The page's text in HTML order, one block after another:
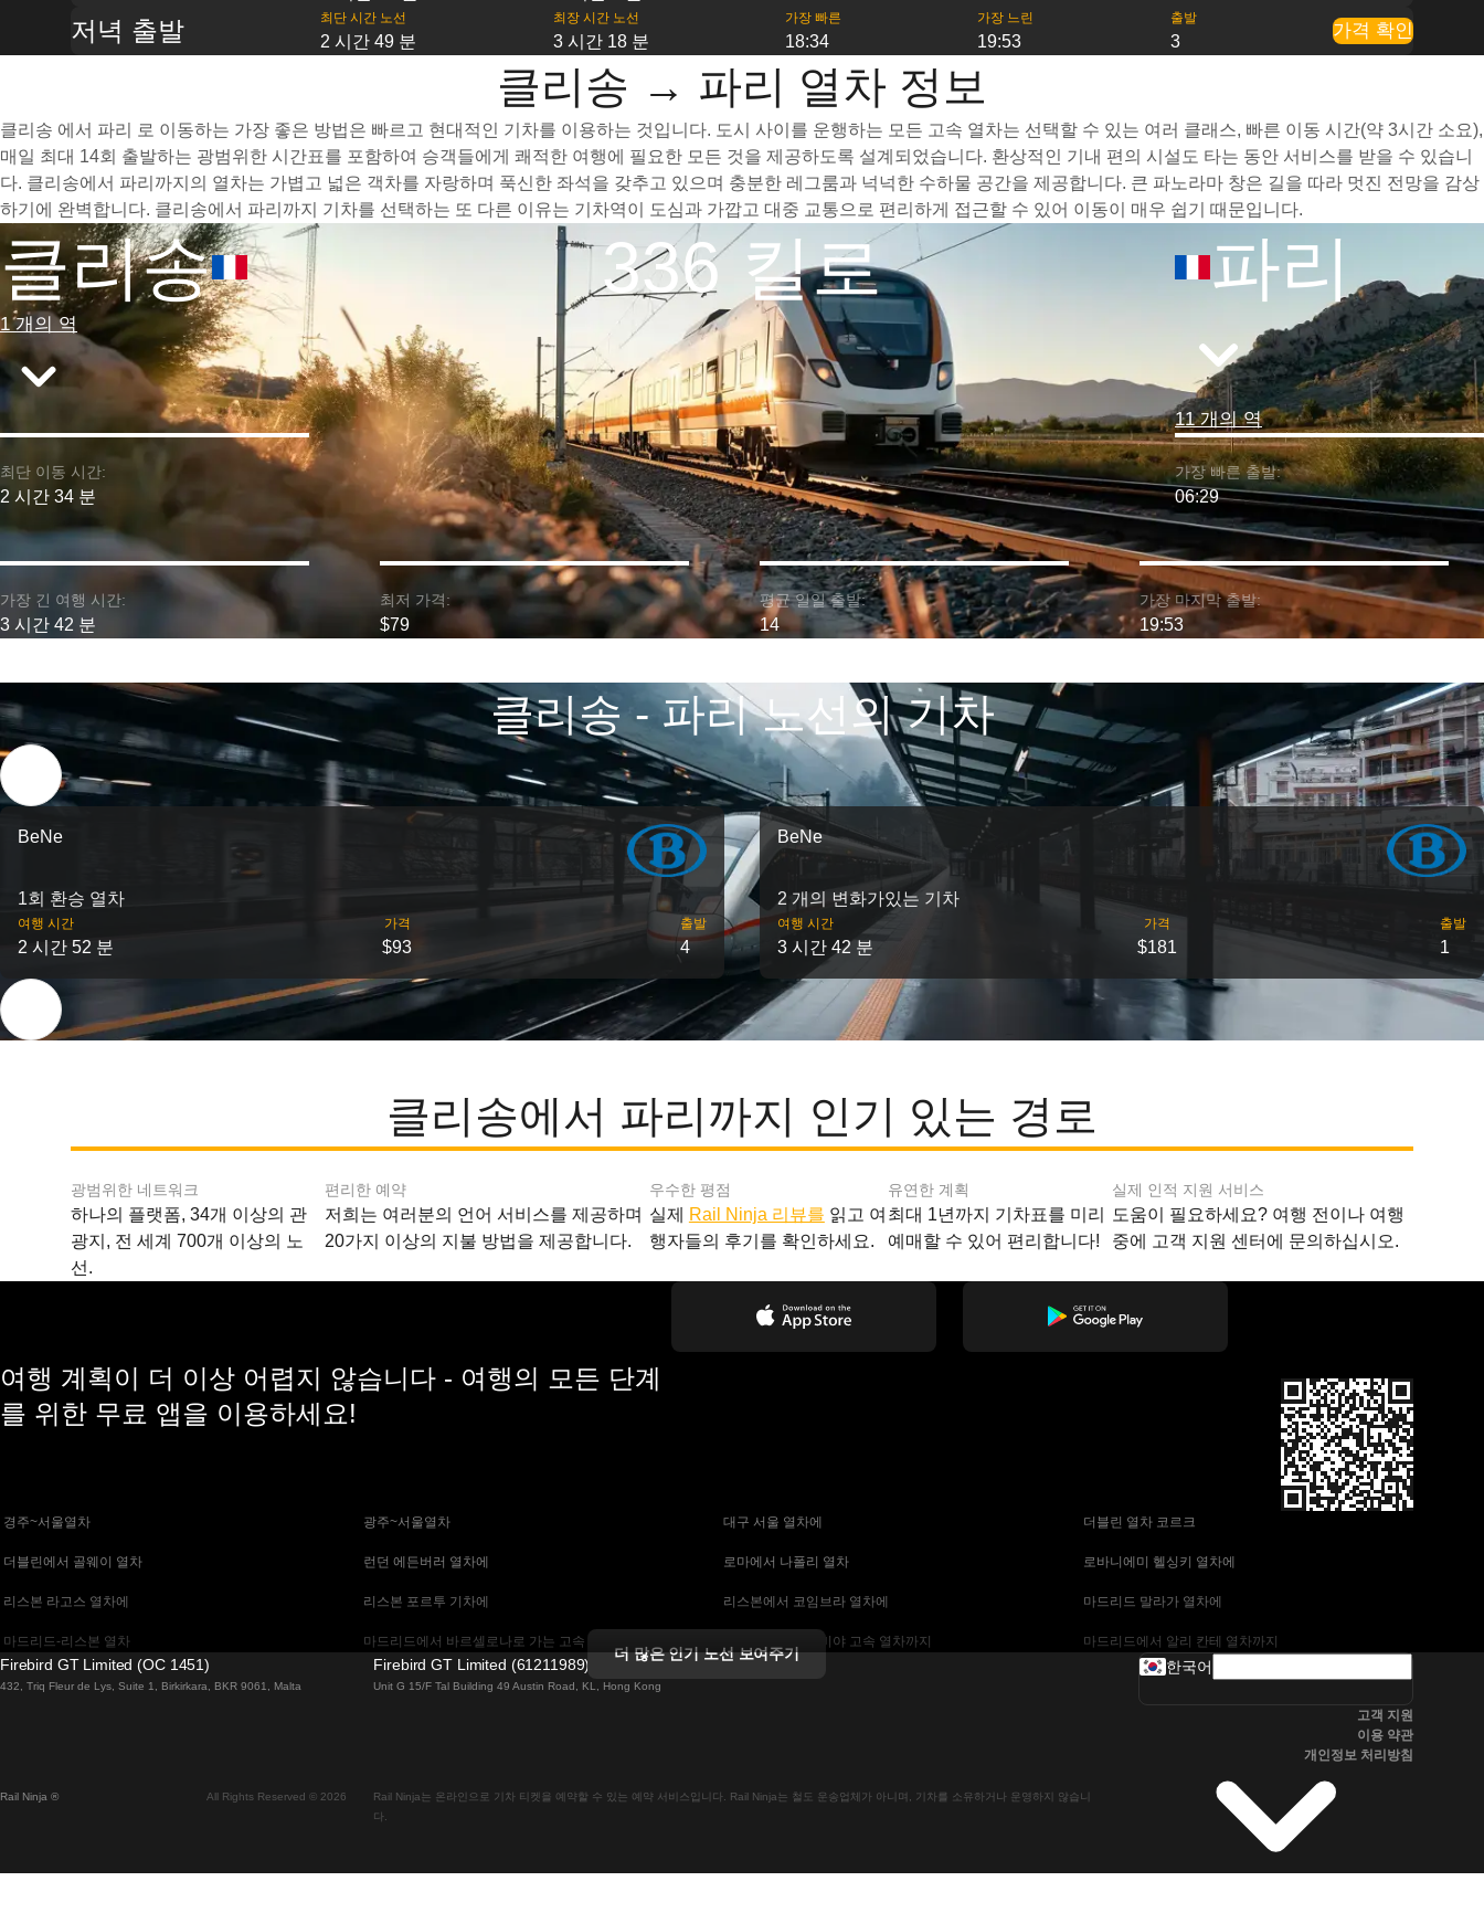
저녁 출발 최단 시간 노선
2 시간 49 분
최장 시간 노선
3 시간 18 분
가장 빠른
18:34
가장 느린
19:53
출발
3
가격 확인
클리송 → 파리 열차 정보
클리송 에서 파리 로 이동하는 가장 좋은 방법은 빠르고 현대적인 기차를 이용하는 것입니다. 도시 사이를 운행하는 모든 고속 열차는 선택할 수 있는 여러 클래스, 빠른 이동 시간(약 3시간 소요),
매일 최대 14회 출발하는 광범위한 시간표를 포함하여 승객들에게 쾌적한 여행에 필요한 모든 것을 제공하도록 설계되었습니다. 환상적인 기내 편의 시설도 타는 동안 서비스를 받을 수 있습니
다. 클리송에서 파리까지의 열차는 가볍고 넓은 객차를 자랑하며 푹신한 좌석을 갖추고 있으며 충분한 레그룸과 넉넉한 수하물 공간을 제공합니다. 큰 파노라마 창은 길을 따라 멋진 전망을 감상
하기에 완벽합니다. 클리송에서 파리까지 기차를 선택하는 또 다른 이유는 기차역이 도심과 가깝고 대중 교통으로 편리하게 접근할 수 있어 이동이 매우 쉽기 때문입니다.
클리송
1 개의 역
336 킬로 파리
11 개의 역
최단 이동 시간:
2 시간 34 분
가장 빠른 출발:
06:29
가장 긴 여행 시간:
3 시간 42 분
최저 가격:
$79
평균 일일 출발:
14
가장 마지막 출발:
19:53
클리송 - 파리 노선의 기차
BeNe
1회 환승 열차
여행 시간
2 시간 52 분
가격
$93
출발
4
BeNe
2 개의 변화가있는 기차
여행 시간
3 시간 42 분
가격
$181
출발
1
클리송에서 파리까지 인기 있는 경로
광범위한 네트워크
하나의 플랫폼, 34개 이상의 관
광지, 전 세계 700개 이상의 노
선.
편리한 예약
저희는 여러분의 언어 서비스를 제공하며
20가지 이상의 지불 방법을 제공합니다.
우수한 평점
실제 Rail Ninja 리뷰를 읽고 여
행자들의 후기를 확인하세요.
유연한 계획
최대 1년까지 기차표를 미리
예매할 수 있어 편리합니다!
실제 인적 지원 서비스
도움이 필요하세요? 여행 전이나 여행
중에 고객 지원 센터에 문의하십시오.
여행 계획이 더 이상 어렵지 않습니다 - 여행의 모든 단계
를 위한 무료 앱을 이용하세요!
경주~서울열차 광주~서울열차 대구 서울 열차에 더블린 열차 코르크
더블린에서 골웨이 열차 런던 에든버러 열차에 로마에서 나폴리 열차 로바니에미 헬싱키 열차에
리스본 라고스 열차에 리스본 포르투 기차에 리스본에서 코임브라 열차에 마드리드 말라가 열차에
마드리드-리스본 열차 마드리드에서 바르셀로나로 가는 고속 열차 마드리드에서 세비야 고속 열차까지 마드리드에서 알리 칸테 열차까지
말라가 마드리드 기차에 바르셀로나 마드리드 기차에 바르셀로나-말라가 열차
비엔나 부다페스트 기차에 비엔나에서 잘츠부르크 열차 비엔나에서 프라하 고속 열차에 서울~울산열차
더 많은 인기 노선 보여주기
Firebird GT Limited (OC 1451)
432, Triq Fleur de Lys, Suite 1, Birkirkara, BKR 9061, Malta
Firebird GT Limited (61211989)
Unit G 15/F Tal Building 49 Austin Road, KL, Hong Kong
Rail Ninja ® All Rights Reserved © 2026
Rail Ninja는 온라인으로 기차 티켓을 예약할 수 있는 예약 서비스입니다. Rail Ninja는 철도 운송업체가 아니며, 기차를 소유하거나 운영하지 않습니
다.
한국어
고객 지원
이용 약관
개인정보 처리방침